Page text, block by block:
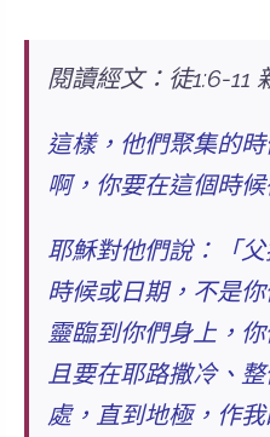
閱讀經文：徒1:6-11
這樣，他們聚集的
啊，你要在這個時候
耶穌對他們說：「
時候或日期，不是
靈臨到你們身上，
且要在耶路撒冷、
處，直到地極，作我